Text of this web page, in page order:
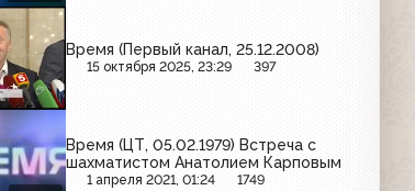
Время (Первый канал, 25.12.2008)
15 октября 2025, 23:29 397
Время (ЦТ, 05.02.1979) Встреча с
шахматистом Анатолием Карповым
1 апреля 2021, 01:24 1749